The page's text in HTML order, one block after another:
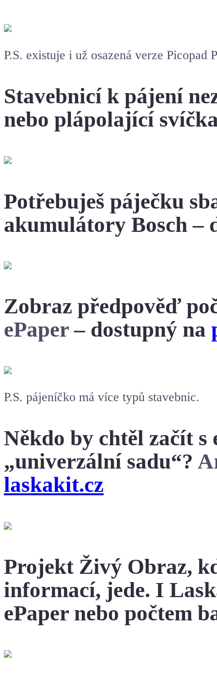
P.S. existuje i už osazená verze Picopad
Stavebnicí k pájení
nebo plápolající
Potřebuješ páječku
akumulátory Bosch –
Zobraz předpověď
ePaper – dostupný na
P.S. pájeníčko má více typů stavebnic.
Někdo by chtěl začít
„univerzální sadu“?
laskakit.cz
Projekt Živý Obraz,
informací, jede. I
ePaper nebo počtem